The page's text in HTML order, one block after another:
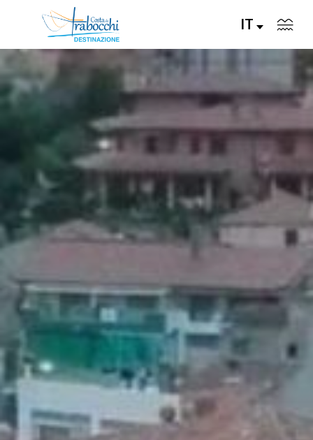
IT
VISITA
VIVI
GUSTA
PIANIFICA
IT